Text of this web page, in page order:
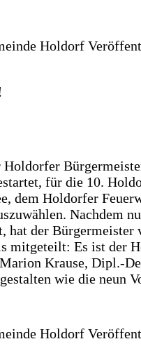
Holdorf
Holdorfer
für die 10.
dem Holdorfer
Nachdem
hat der Bürgermeister
mitgeteilt: Es ist der
Krause, Dipl.-
wie die neun
Holdorf